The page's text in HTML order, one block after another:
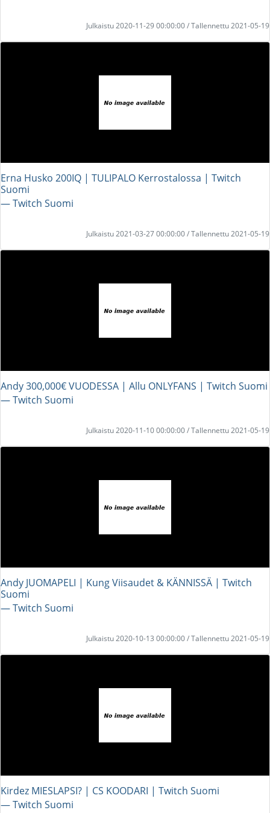
Julkaistu 2020-11-29 00:00:00 / Tallennettu 2021-05-19
Erna Husko 200IQ | TULIPALO Kerrostalossa | Twitch
Suomi
― Twitch Suomi
Julkaistu 2021-03-27 00:00:00 / Tallennettu 2021-05-19
Andy 300,000€ VUODESSA | Allu ONLYFANS | Twitch Suomi
― Twitch Suomi
Julkaistu 2020-11-10 00:00:00 / Tallennettu 2021-05-19
Andy JUOMAPELI | Kung Viisaudet & KÄNNISSÄ | Twitch
Suomi
― Twitch Suomi
Julkaistu 2020-10-13 00:00:00 / Tallennettu 2021-05-19
Kirdez MIESLAPSI? | CS KOODARI | Twitch Suomi
― Twitch Suomi